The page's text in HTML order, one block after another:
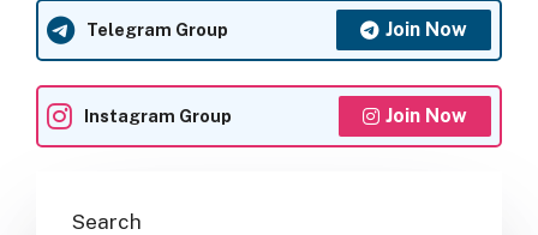
Telegram Group Join Now
Instagram Group Join Now
Search